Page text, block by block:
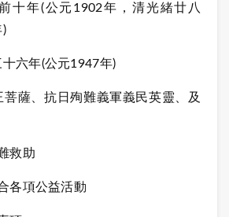
十年(公元1902年，清光緒廿八
)
六年(公元1947年)
薩、抗日殉難義軍義民英靈、及
救助
各項公益活動